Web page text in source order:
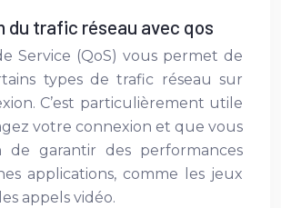
du trafic réseau avec qos
Service (QoS) vous permet de
types de trafic réseau sur
C’est particulièrement utile
votre connexion et que vous
de garantir des performances
applications, comme les jeux
appels vidéo.